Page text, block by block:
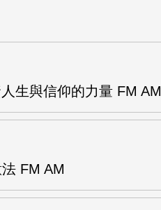
生與信仰的力量 FM AM
FM AM